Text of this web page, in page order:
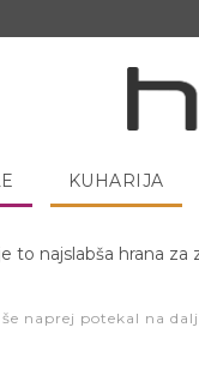
KUHARIJA
spanjem dobro
naprej potekal na